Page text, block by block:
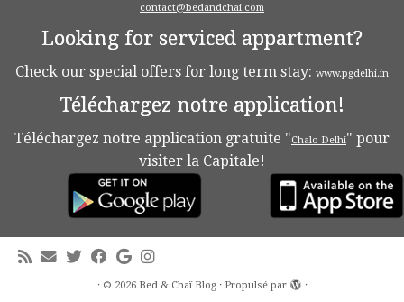
contact@bedandchai.com
Looking for serviced appartment?
Check our special offers for long term stay: www.pgdelhi.in
Téléchargez notre application!
Téléchargez notre application gratuite "Chalo Delhi" pour
visiter la Capitale!
· © 2026 Bed & Chaï Blog· Propulsé par
·